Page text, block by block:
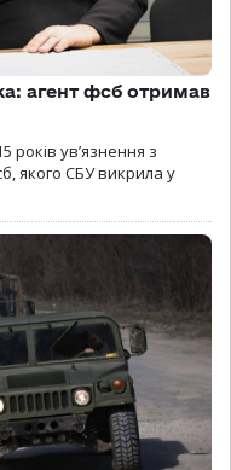
агент фсб отримав
увʼязнення з
якого СБУ викрила у